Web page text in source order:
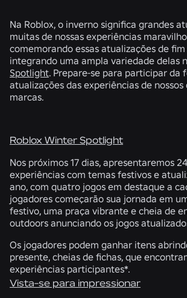
Na Roblox, o inverno significa grandes
muitas de nossas experiências
comemorando essas atualizações de
integrando uma ampla variedade delas
Spotlight. Prepare-se para participar da
atualizações das experiências de
marcas.
Roblox Winter Spotlight
Nos próximos 17 dias, apresentaremos
experiências com temas festivos e
ano, com quatro jogos em destaque a
jogadores começarão sua jornada em
festivo, uma praça vibrante e cheia de
outdoors anunciando os jogos
Os jogadores podem ganhar itens
presente, cheias de fichas, que
experiências participantes*.
Vista-se para impressionar